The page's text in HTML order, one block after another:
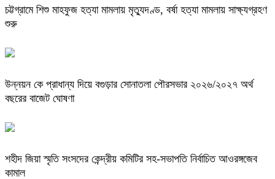
চট্টগ্রামে শিশু মাহফুজ হত্যা মামলায় মৃত্যুদণ্ড, বর্ষা হত্যা মামলায় সাক্ষ্যগ্রহণ
শুরু
উন্নয়ন কে প্রাধান্য দিয়ে বগুড়ার সোনাতলা পৌরসভার ২০২৬/২০২৭ অর্থ
বছরের বাজেট ঘোষণা
শহীদ জিয়া স্মৃতি সংসদের কেন্দ্রীয় কমিটির সহ-সভাপতি নির্বাচিত আওরঙ্গজেব
কামাল